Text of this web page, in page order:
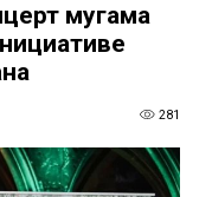
мугама
281